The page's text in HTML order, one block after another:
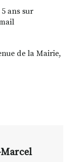
ans sur
de la Mairie,